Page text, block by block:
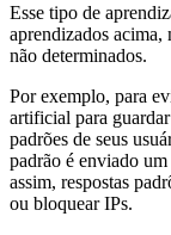
Esse tipo de
aprendizados acima,
não determinados.
Por exemplo, para
artificial para
padrões de seus
padrão é enviado
assim, respostas
ou bloquear IPs.